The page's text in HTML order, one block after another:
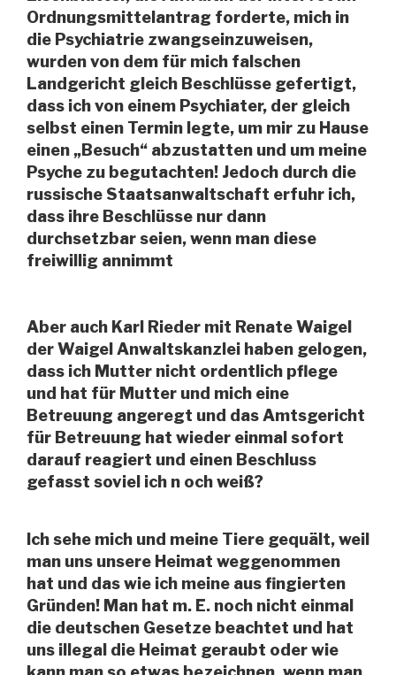
Ordnungsmittelantrag forderte, mich in
die Psychiatrie zwangseinzuweisen,
wurden von dem für mich falschen
Landgericht gleich Beschlüsse gefertigt,
dass ich von einem Psychiater, der gleich
selbst einen Termin legte, um mir zu Hause
einen „Besuch“ abzustatten und um meine
Psyche zu begutachten! Jedoch durch die
russische Staatsanwaltschaft erfuhr ich,
dass ihre Beschlüsse nur dann
durchsetzbar seien, wenn man diese
freiwillig annimmt
Aber auch Karl Rieder mit Renate Waigel
der Waigel Anwaltskanzlei haben gelogen,
dass ich Mutter nicht ordentlich pflege
und hat für Mutter und mich eine
Betreuung angeregt und das Amtsgericht
für Betreuung hat wieder einmal sofort
darauf reagiert und einen Beschluss
gefasst soviel ich n och weiß?
Ich sehe mich und meine Tiere gequält, weil
man uns unsere Heimat weggenommen
hat und das wie ich meine aus fingierten
Gründen! Man hat m. E. noch nicht einmal
die deutschen Gesetze beachtet und hat
uns illegal die Heimat geraubt oder wie